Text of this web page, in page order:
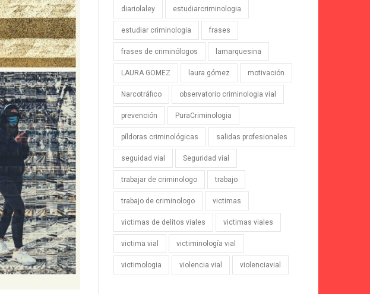
diariolaley estudiarcriminologia
estudiar criminologia frases
frases de criminólogos lamarquesina
LAURA GOMEZ laura gómez motivación
Narcotráfico observatorio criminologia vial
prevención PuraCriminologia
píldoras criminológicas salidas profesionales
seguidad vial Seguridad vial
trabajar de criminologo trabajo
trabajo de criminologo victimas
victimas de delitos viales victimas viales
victima vial victiminología vial
victimologia violencia vial violenciavial